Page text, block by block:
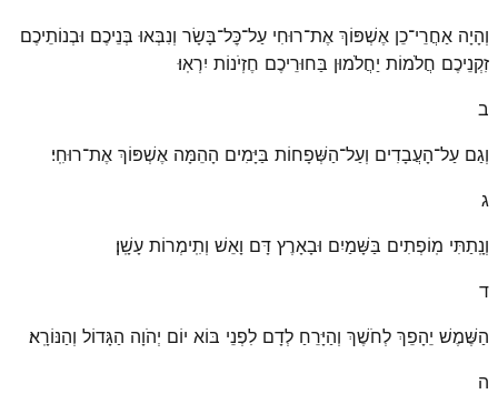
וְהָיָה אַחֲרֵי־כֵן אֶשְׁפּוֹךְ אֶת־רוּחִי עַל־כׇּל־בָּשָׂר וְנִבְּאוּ בְּנֵיכֶם וּבְנוֹתֵיכֶם
זִקְנֵיכֶם חֲלֹמוֹת יַחֲלֹמוּן בַּחוּרֵיכֶם חֶזְיֹנוֹת יִרְאֽוּ׃
ב
וְגַם עַל־הָעֲבָדִים וְעַל־הַשְּׁפָחוֹת בַּיָּמִים הָהֵמָּה אֶשְׁפּוֹךְ אֶת־רוּחִֽי׃
ג
וְנָֽתַתִּי מֽוֹפְתִים בַּשָּׁמַיִם וּבָאָרֶץ דָּם וָאֵשׁ וְתִֽימְרוֹת עָשָֽׁן׃
ד
הַשֶּׁמֶשׁ יֵהָפֵךְ לְחֹשֶׁךְ וְהַיָּרֵחַ לְדָם לִפְנֵי בּוֹא יוֹם יְהֹוָה הַגָּדוֹל וְהַנּוֹרָֽא׃
ה